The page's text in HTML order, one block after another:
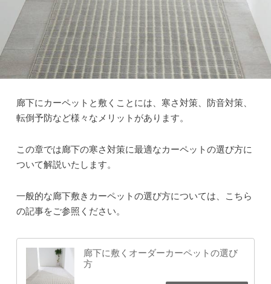
廊下にカーペットと敷くことには、寒さ対策、防音対策、
転倒予防など様々なメリットがあります。
この章では廊下の寒さ対策に最適なカーペットの選び方に
ついて解説いたします。
一般的な廊下敷きカーペットの選び方については、こちら
の記事をご参照ください。
廊下に敷くオーダーカーペットの選び
方